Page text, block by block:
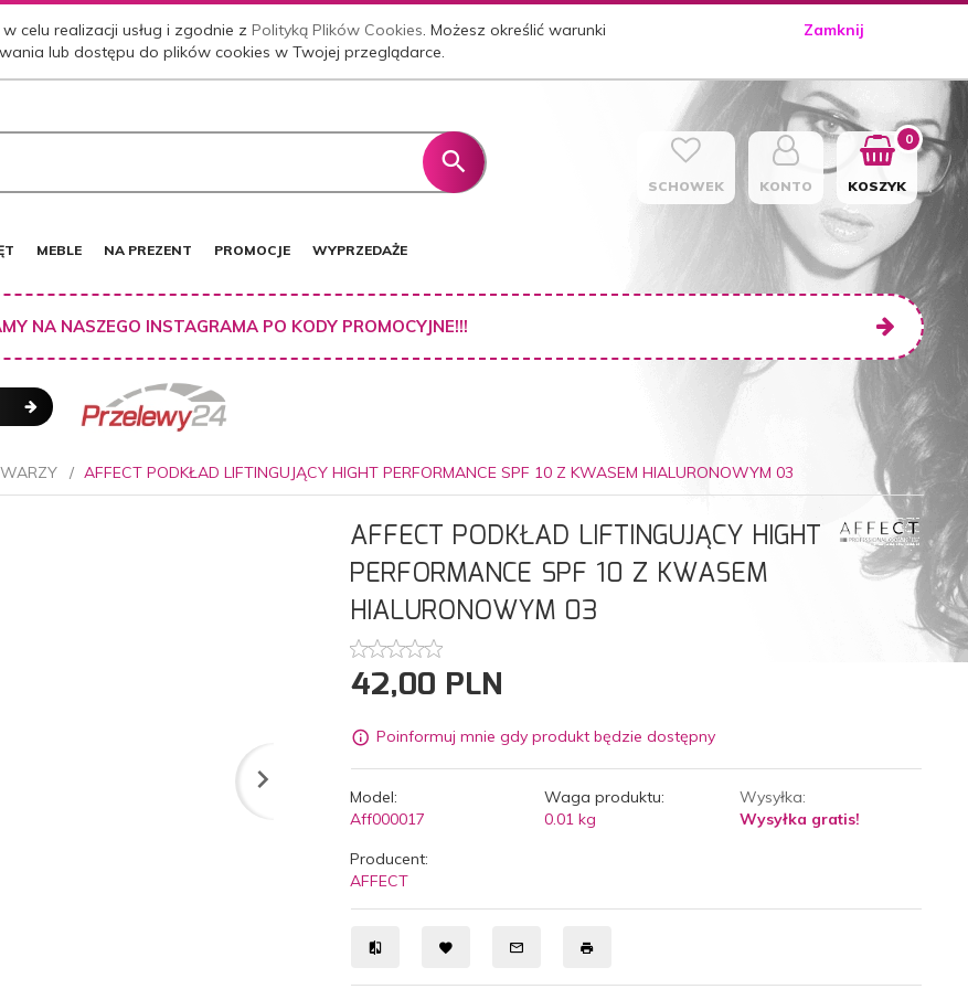
celu realizacji usług i zgodnie zPolityką Plików Cookies. Możesz określić warunki
lub dostępu do plików cookies w Twojej przeglądarce.
Zamknij
SCHOWEK KONTO KOSZYK
0
MEBLE NA PREZENT PROMOCJE WYPRZEDAŻE
NA NASZEGO INSTAGRAMA PO KODY PROMOCYJNE!!!
AFFECT PODKŁAD LIFTINGUJĄCY HIGHT PERFORMANCE SPF 10 Z KWASEM HIALURONOWYM 03
AFFECT PODKŁAD LIFTINGUJĄCY HIGHT
PERFORMANCE SPF 10 Z KWASEM
HIALURONOWYM 03
42,00 PLN
Poinformuj mnie gdy produkt będzie dostępny
Model:
Aff000017
Waga produktu:
0.01 kg
Wysyłka:
Wysyłka gratis!
Producent:
AFFECT